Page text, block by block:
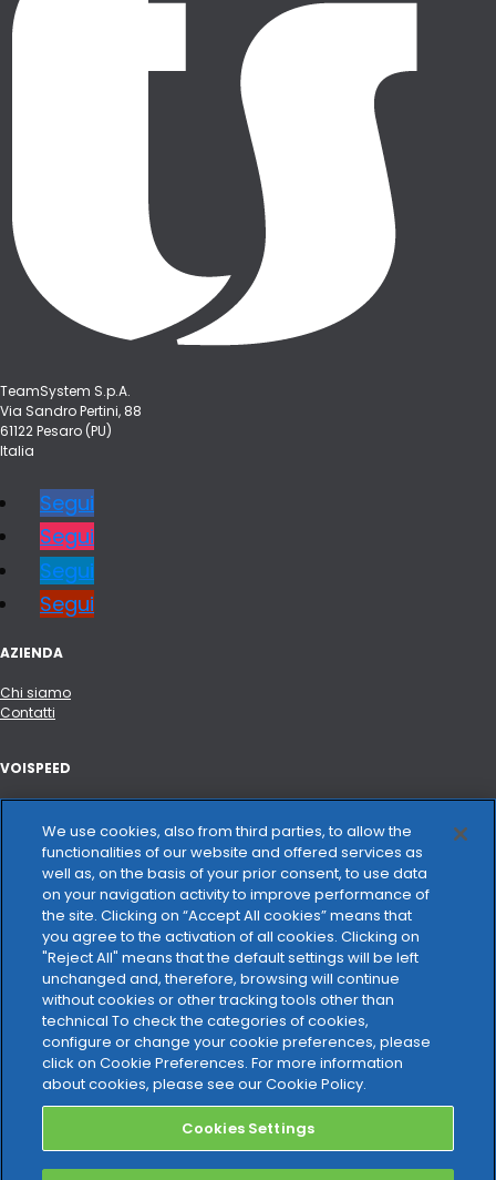
TeamSystem S.p.A.
Via Sandro Pertini, 88
61122 Pesaro (PU)
Italia
Segui
Segui
Segui
Segui
AZIENDA
Chi siamo
Contatti
VOISPEED
Portale API e integrazioni
Hardware certificato
Changelog
VOCE E CONNETTIVITÀ
Trasparenza tariffaria
NOTE LEGALI
Privacy Policy
Cookie Policy
Carta dei servizi
We use cookies, also from third parties, to allow the
functionalities of our website and offered services as
well as, on the basis of your prior consent, to use data
on your navigation activity to improve performance of
the site. Clicking on “Accept All cookies” means that
you agree to the activation of all cookies. Clicking on
"Reject All" means that the default settings will be left
unchanged and, therefore, browsing will continue
without cookies or other tracking tools other than
technical To check the categories of cookies,
configure or change your cookie preferences, please
click on Cookie Preferences. For more information
about cookies, please see our Cookie Policy.
Cookies Settings